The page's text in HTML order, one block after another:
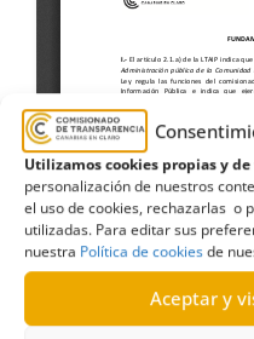
Utilizamos cookies propias y
personalización de nuestros
el uso de cookies, rechazarlas o
utilizadas. Para editar sus
nuestra Política de cookiesde
Aceptar y
#derechodeacceso,
Autorizaciones,